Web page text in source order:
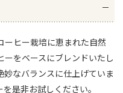
ーヒー栽培に恵まれた自然
をベースにブレンドいたし
なバランスに仕上げていま
是非お試しください。